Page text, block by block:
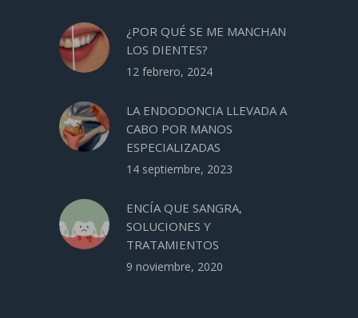
¿POR QUÉ SE ME MANCHAN
LOS DIENTES?
12 febrero, 2024
LA ENDODONCIA LLEVADA A
CABO POR MANOS
ESPECIALIZADAS
14 septiembre, 2023
ENCÍA QUE SANGRA,
SOLUCIONES Y
TRATAMIENTOS
9 noviembre, 2020